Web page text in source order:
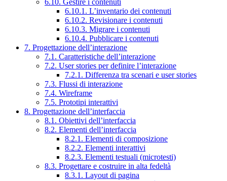
6.10. Gestire i contenuti
6.10.1. L’inventario dei contenuti
6.10.2. Revisionare i contenuti
6.10.3. Migrare i contenuti
6.10.4. Pubblicare i contenuti
7. Progettazione dell’interazione
7.1. Caratteristiche dell’interazione
7.2. User stories per definire l’interazione
7.2.1. Differenza tra scenari e user stories
7.3. Flussi di interazione
7.4. Wireframe
7.5. Prototipi interattivi
8. Progettazione dell’interfaccia
8.1. Obiettivi dell’interfaccia
8.2. Elementi dell’interfaccia
8.2.1. Elementi di composizione
8.2.2. Elementi interattivi
8.2.3. Elementi testuali (microtesti)
8.3. Progettare e costruire in alta fedeltà
8.3.1. Layout di pagina